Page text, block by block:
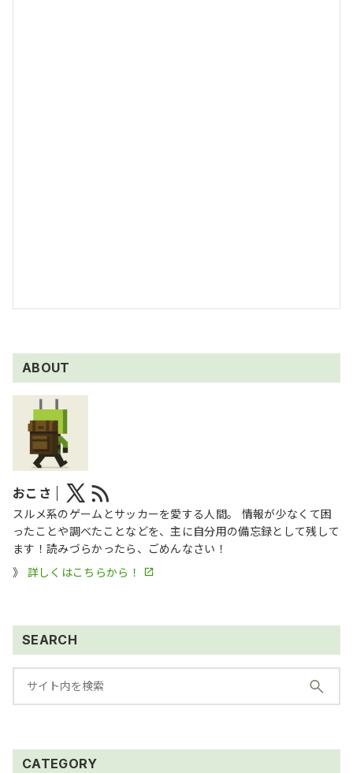
ABOUT
おこさ
スルメ系のゲームとサッカーを愛する人間。 情報が少なくて困
ったことや調べたことなどを、主に自分用の備忘録として残して
ます！読みづらかったら、ごめんなさい！
》 詳しくはこちらから！
SEARCH
CATEGORY